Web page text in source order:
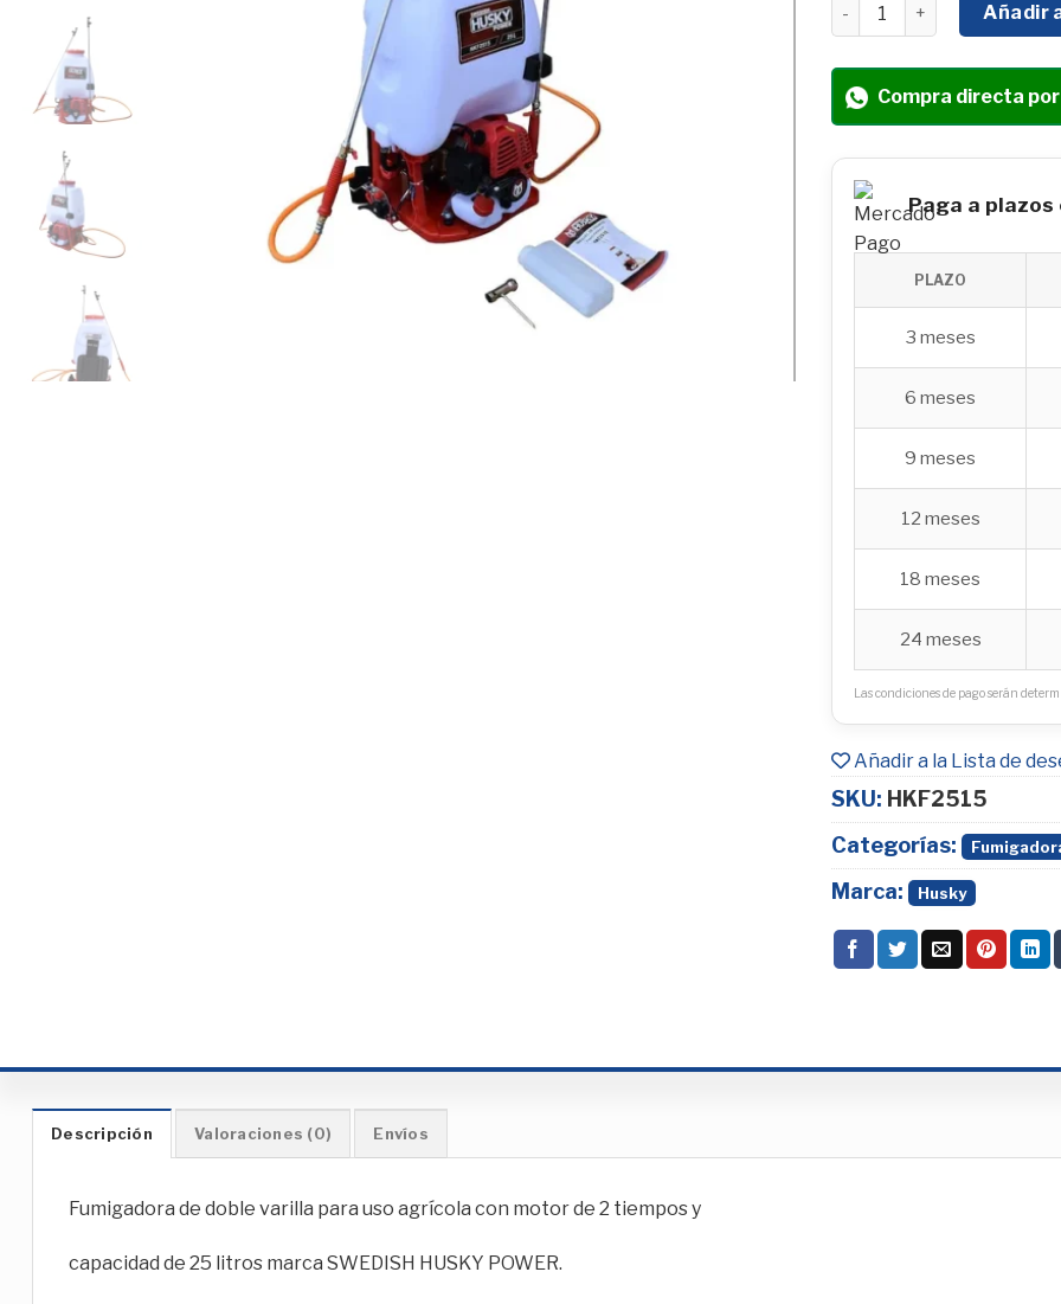
Añadir
Compra directa
Paga a
PLAZO
3 meses
6 meses
9 meses
12 meses
18 meses
24 meses
Las condiciones de pago serán
Añadir a la Lista de
SKU: HKF2515
Categorías:
Marca: Husky
Descripción Valoraciones (0) Envíos
Fumigadora de doble varilla para uso agrícola con motor de 2 tiempos y
capacidad de 25 litros marca SWEDISH HUSKY POWER.